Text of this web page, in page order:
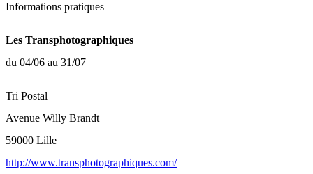
Informations pratiques
Les Transphotographiques
du 04/06 au 31/07
Tri Postal
Avenue Willy Brandt
59000 Lille
http://www.transphotographiques.com/